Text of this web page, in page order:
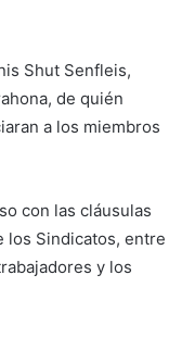
Shut Senfleis,
de quién
a los miembros
con las cláusulas
los Sindicatos, entre
y los